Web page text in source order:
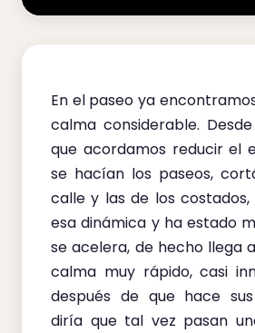
En el paseo ya
calma considerable.
que acordamos reducir el
se hacían los paseos,
calle y las de los costados,
esa dinámica y ha estado
se acelera, de hecho llega
calma muy rápido, casi
después de que hace sus
diría que tal vez pasan